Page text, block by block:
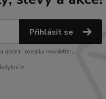
Přihlásit se
účelem rozesílky newsletteru.